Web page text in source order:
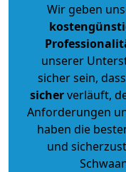
Wir geben
unserer
sicher sein,
sicherverläuft,
Anforderungen
haben die
und